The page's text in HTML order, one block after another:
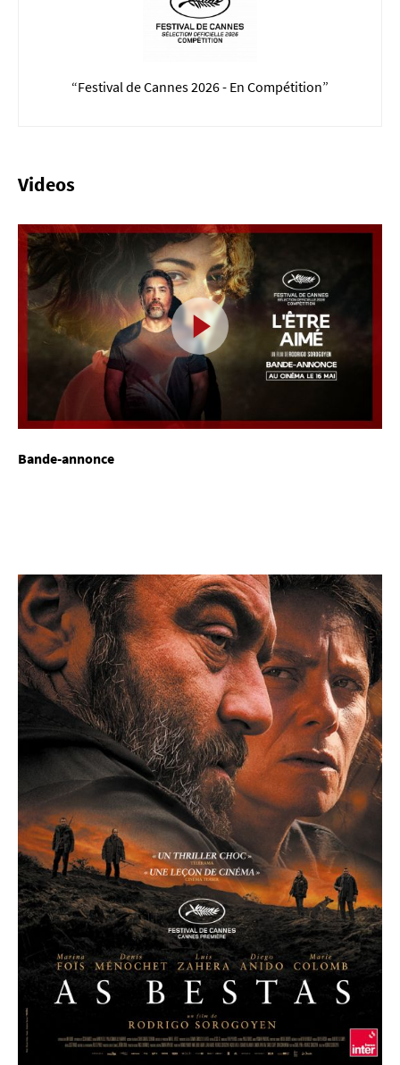
“Festival de Cannes 2026 - En Compétition”
Videos
Bande-annonce